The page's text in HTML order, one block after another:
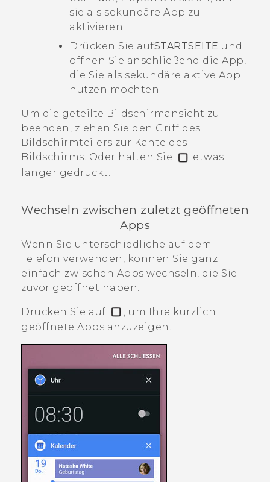
sie als sekundäre App zu
aktivieren.
Drücken Sie aufSTARTSEITE und
öffnen Sie anschließend die App,
die Sie als sekundäre aktive App
nutzen möchten.
Um die geteilte Bildschirmansicht zu
beenden, ziehen Sie den Griff des
Bildschirmteilers zur Kante des
Bildschirms. Oder halten Sie
etwas
länger gedrückt.
Wechseln zwischen zuletzt geöffneten
Apps
Wenn Sie unterschiedliche auf dem
Telefon verwenden, können Sie ganz
einfach zwischen Apps wechseln, die Sie
zuvor geöffnet haben.
Drücken Sie auf
, um Ihre kürzlich
geöffnete Apps anzuzeigen.